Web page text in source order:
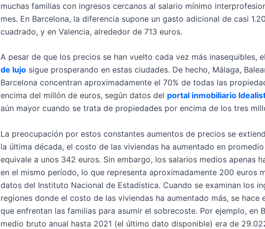
muchas familias con ingresos cercanos al salario mínimo
mes. En Barcelona, la diferencia supone un gasto adicional de casi
cuadrado, y en Valencia, alrededor de 713 euros.
A pesar de que los precios se han vuelto cada vez más inasequibles, el
de lujo sigue prosperando en estas ciudades. De hecho, Málaga,
Barcelona concentran aproximadamente el 70% de todas las
encima del millón de euros, según datos del portal inmobiliario
aún mayor cuando se trata de propiedades por encima de los tres
La preocupación por estos constantes aumentos de precios se
la última década, el costo de las viviendas ha aumentado en
equivale a unos 342 euros. Sin embargo, los salarios medios apenas
en el mismo período, lo que representa aproximadamente 200 euros
datos del Instituto Nacional de Estadística. Cuando se examinan los
regiones donde el costo de las viviendas ha aumentado más, se hace
que enfrentan las familias para asumir el sobrecoste. Por ejemplo, en
medio bruto anual hasta 2021 (el último dato disponible) era de